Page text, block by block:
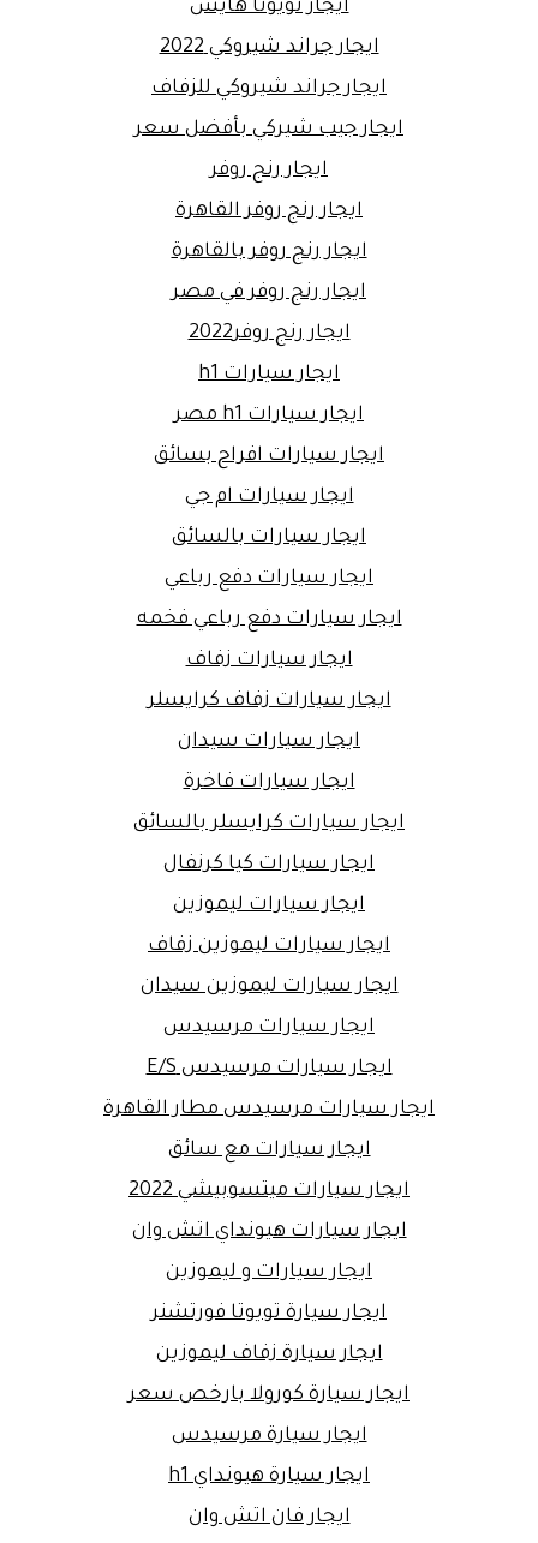
ايجار تويوتا هايس
ايجار جراند شيروكي 2022
ايجار جراند شيروكي للزفاف
ايجار جيب شيركي بأفضل سعر
ايجار رنج روفر
ايجار رنج روفر القاهرة
ايجار رنج روفر بالقاهرة
ايجار رنج روفر في مصر
ايجار رنج روفر2022
ايجار سيارات h1
ايجار سيارات h1 مصر
ايجار سيارات افراح بسائق
ايجار سيارات ام جي
ايجار سيارات بالسائق
ايجار سيارات دفع رباعي
ايجار سيارات دفع رباعي فخمه
ايجار سيارات زفاف
ايجار سيارات زفاف كرايسلر
ايجار سيارات سيدان
ايجار سيارات فاخرة
ايجار سيارات كرايسلر بالسائق
ايجار سيارات كيا كرنفال
ايجار سيارات ليموزين
ايجار سيارات ليموزين زفاف
ايجار سيارات ليموزين سيدان
ايجار سيارات مرسيدس
ايجار سيارات مرسيدس E/S
ايجار سيارات مرسيدس مطار القاهرة
ايجار سيارات مع سائق
ايجار سيارات ميتسوبيشي 2022
ايجار سيارات هيونداي اتش وان
ايجار سيارات و ليموزين
ايجار سيارة تويوتا فورتشنر
ايجار سيارة زفاف ليموزين
ايجار سيارة كورولا بارخص سعر
ايجار سيارة مرسيدس
ايجار سيارة هيونداي h1
ايجار فان اتش وان